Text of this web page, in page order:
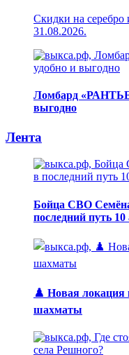
Скидки на серебро
31.08.2026.
Ломбард
выгодно
Лента
Бойца СВО
последний путь 10
♟️ Новая локация
шахматы